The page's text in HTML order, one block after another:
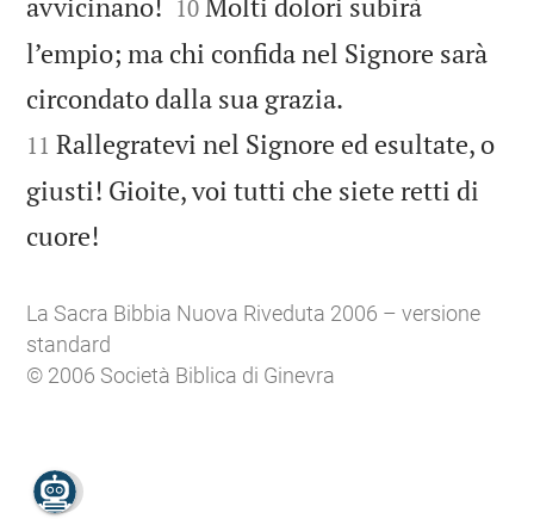
10
l’empio; ma chi confida nel Signore sarà
circondato dalla sua grazia.
11 Rallegratevi nel Signore ed esultate, o
giusti! Gioite, voi tutti che siete retti di
cuore!
La Sacra Bibbia Nuova Riveduta 2006 – versione
standard
© 2006 Società Biblica di Ginevra